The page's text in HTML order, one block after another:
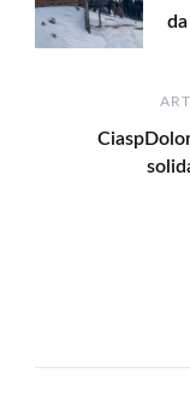
articoli